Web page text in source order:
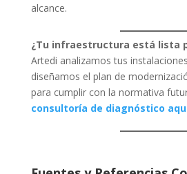
alcance.
¿Tu infraestructura está lista
Artedi analizamos tus
diseñamos el plan de
para cumplir con la normativa
consultoría de diagnóstico